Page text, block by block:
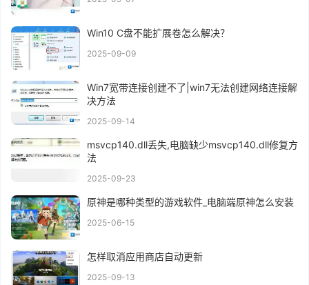
Win10 C盘不能扩展卷怎么解决？
2025-09-09
Win7宽带连接创建不了|win7无法创建网络连接解
决方法
2025-09-14
msvcp140.dll丢失,电脑缺少msvcp140.dll修复方
法
2025-09-23
原神是哪种类型的游戏软件_电脑端原神怎么安装
2025-06-15
怎样取消应用商店自动更新
2025-09-13